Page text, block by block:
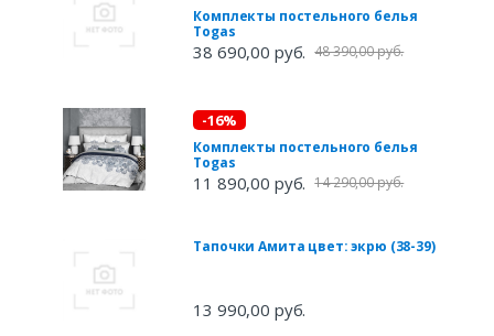
Комплекты постельного белья
Togas
38 690,00 руб. 48 390,00 руб.
-16%
Комплекты постельного белья
Togas
11 890,00 руб. 14 290,00 руб.
Тапочки Амита цвет: экрю (38-39)
13 990,00 руб.